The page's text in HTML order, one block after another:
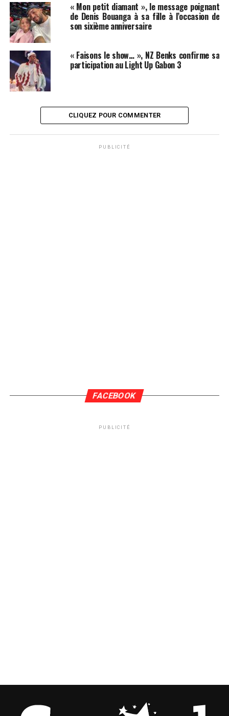
« Mon petit diamant », le message poignant
de Denis Bouanga à sa fille à l’occasion de
son sixième anniversaire
« Faisons le show… », NZ Benks confirme sa
participation au Light Up Gabon 3
CLIQUEZ POUR COMMENTER
PUBLICITÉ
FACEBOOK
PUBLICITÉ